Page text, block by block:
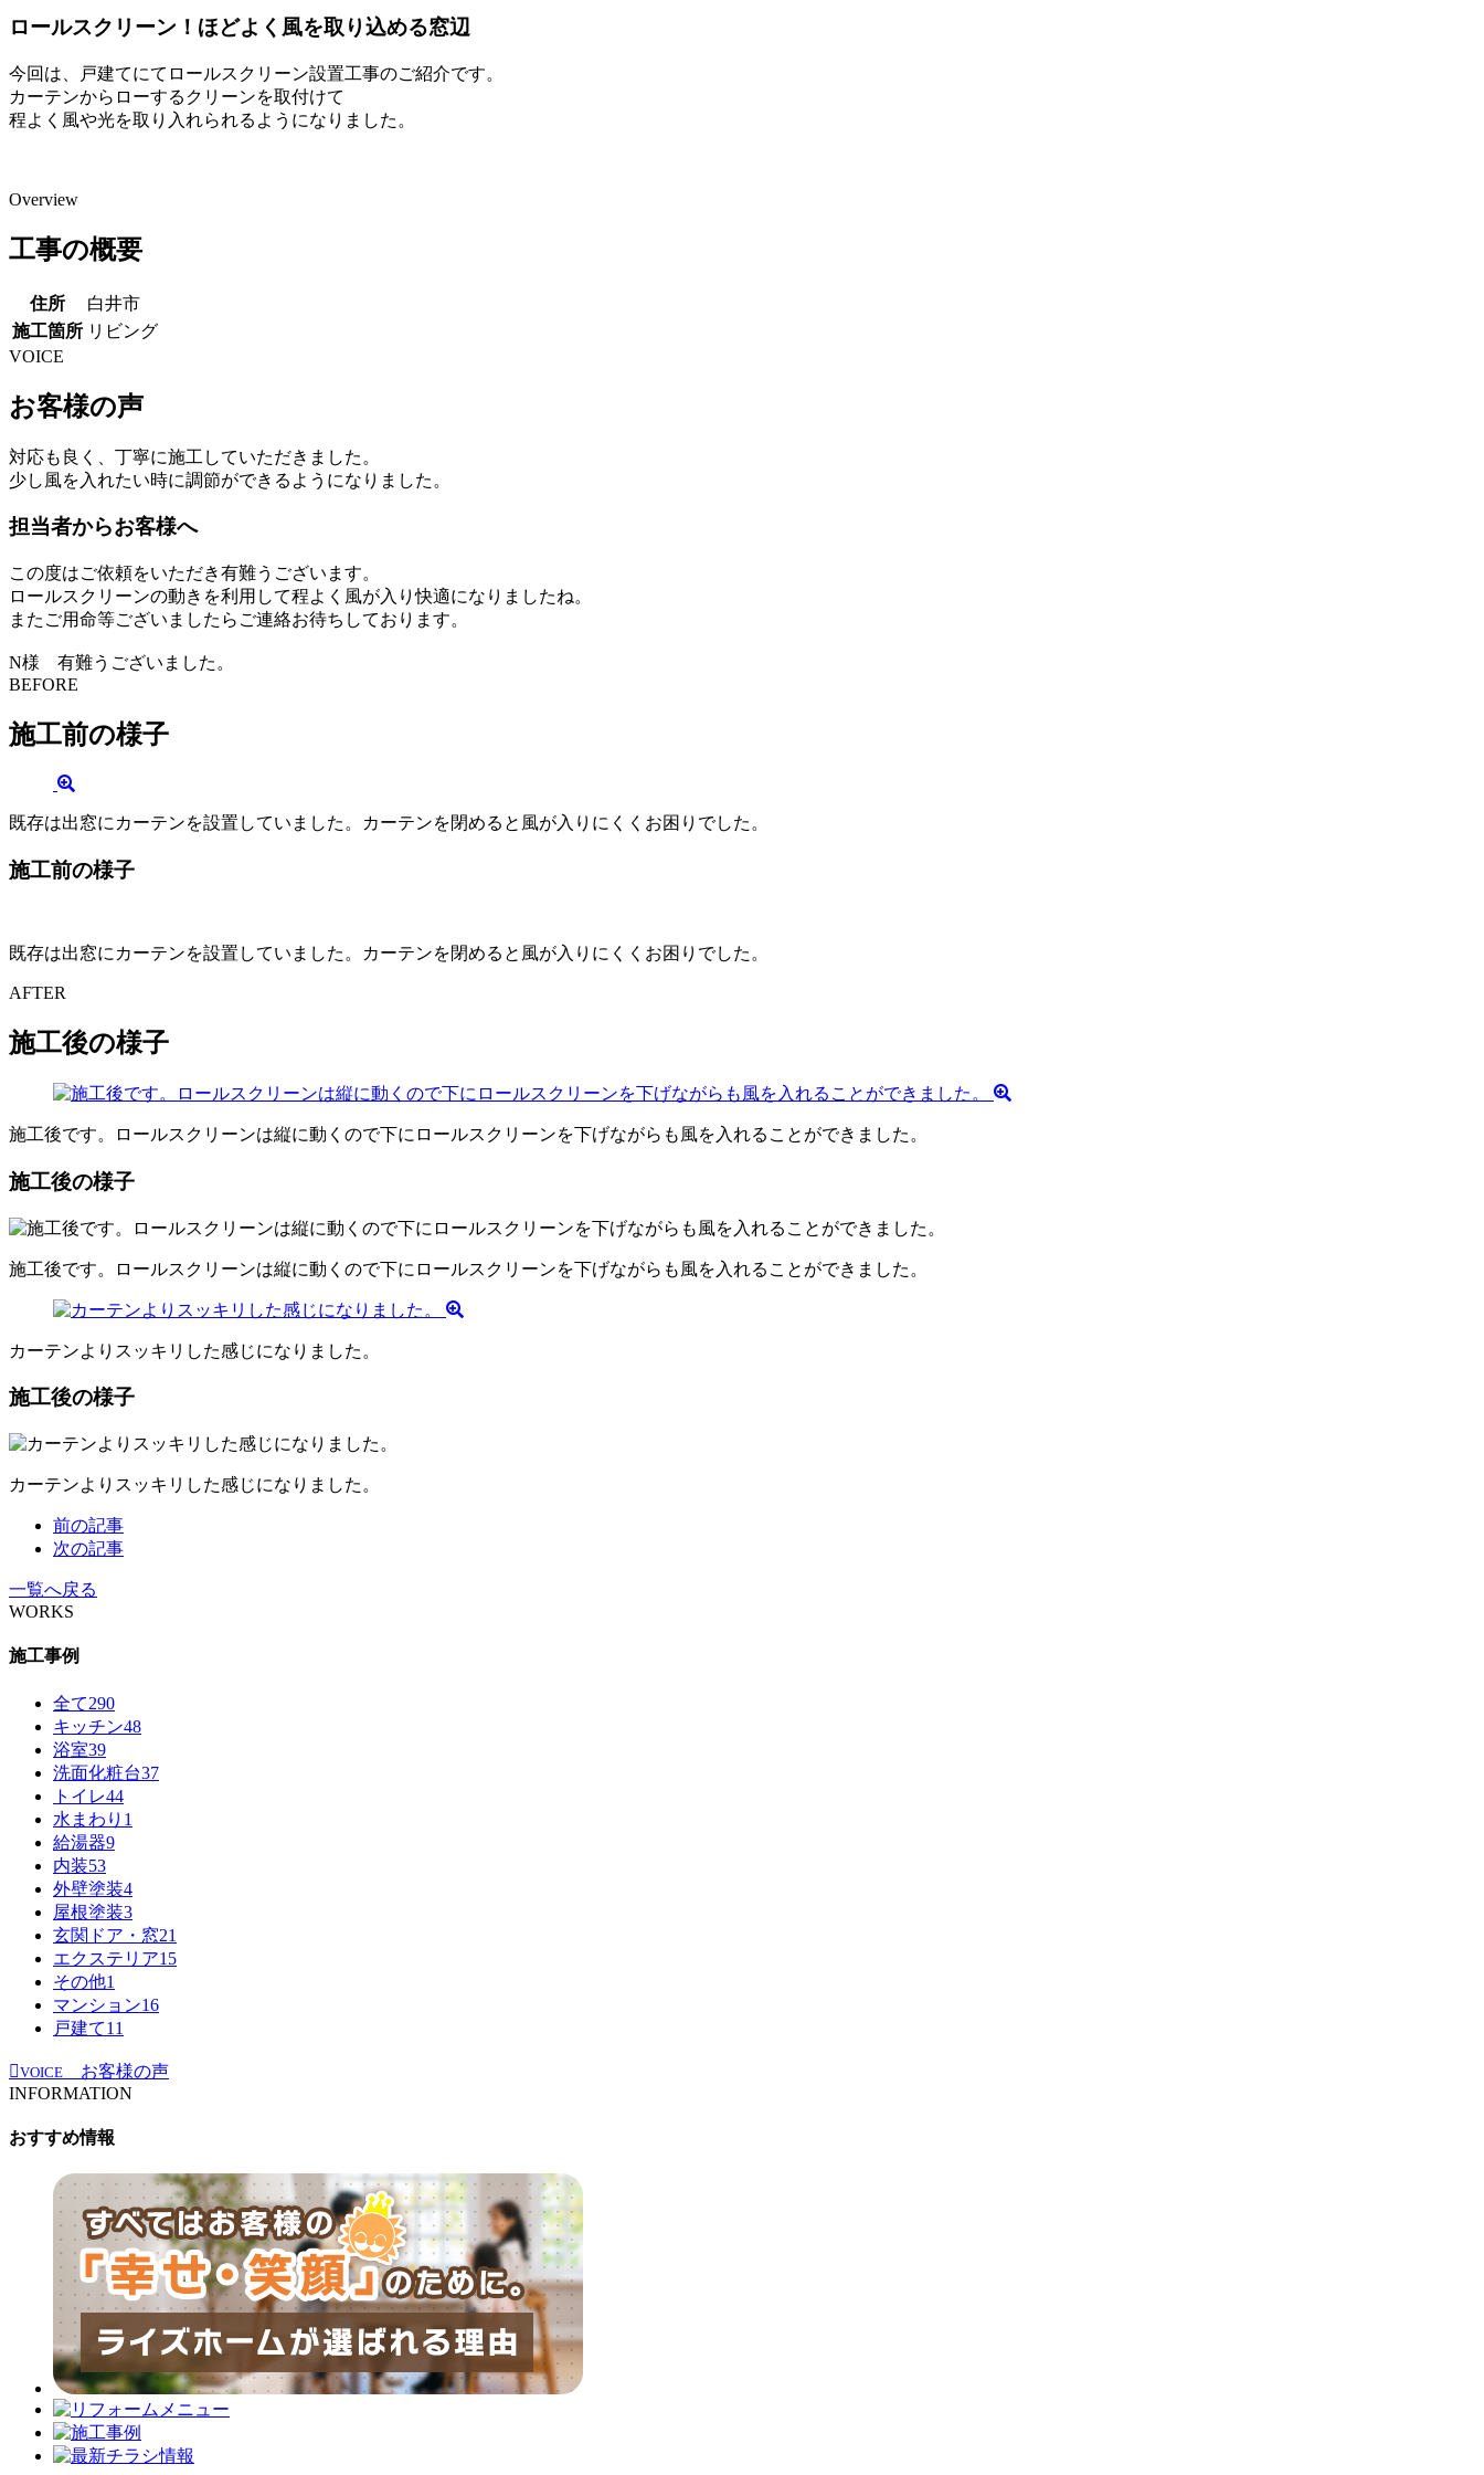
ロールスクリーン！ほどよく風を取り込める窓辺
今回は、戸建てにてロールスクリーン設置工事のご紹介です。
カーテンからローするクリーンを取付けて
程よく風や光を取り入れられるようになりました。
Overview
工事の概要
住所
白井市
施工箇所 リビング
VOICE
お客様の声
対応も良く、丁寧に施工していただきました。
少し風を入れたい時に調節ができるようになりました。
担当者からお客様へ
この度はご依頼をいただき有難うございます。
ロールスクリーンの動きを利用して程よく風が入り快適になりましたね。
またご用命等ございましたらご連絡お待ちしております。
N様 有難うございました。
BEFORE
施工前の様子
既存は出窓にカーテンを設置していました。カーテンを閉めると風が入りにくくお困りでした。
施工前の様子
既存は出窓にカーテンを設置していました。カーテンを閉めると風が入りにくくお困りでした。
AFTER
施工後の様子
施工後です。ロールスクリーンは縦に動くので下にロールスクリーンを下げながらも風を入れることができました。
施工後の様子
施工後です。ロールスクリーンは縦に動くので下にロールスクリーンを下げながらも風を入れることができました。
カーテンよりスッキリした感じになりました。
施工後の様子
カーテンよりスッキリした感じになりました。
前の記事
次の記事
一覧へ戻る
WORKS
施工事例
全て290
キッチン48
浴室39
洗面化粧台37
トイレ44
水まわり 1
給湯器9
内装53
外壁塗装4
屋根塗装3
玄関ドア・窓21
エクステリア15
その他1
マンション16
戸建て11
VOICE
お客様の声
INFORMATION
おすすめ情報